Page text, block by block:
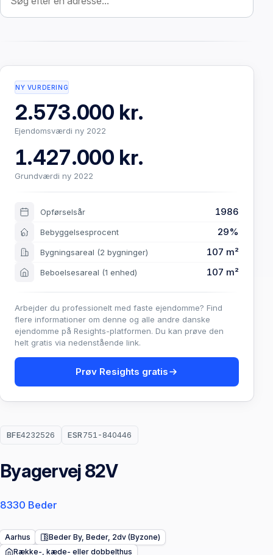
BFE4232526 ESR751-840446
Byagervej 82V
8330 Beder
Aarhus
Beder By, Beder, 2dv (Byzone)
Række-, kæde- eller dobbelthus
NY VURDERING
2.573.000 kr.
Ejendomsværdi ny 2022
1.427.000 kr.
Grundværdi ny 2022
Opførselsår 1986
Bebyggelsesprocent 29%
Bygningsareal (2 bygninger) 107 m²
Beboelsesareal (1 enhed) 107 m²
Arbejder du professionelt med faste ejendomme? Find
flere informationer om denne og alle andre danske
ejendomme på Resights-platformen. Du kan prøve den
helt gratis via nedenstående link.
Prøv Resights gratis